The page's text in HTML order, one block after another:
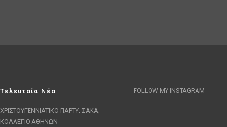
Τελευταία Νέα
ΧΡΙΣΤΟΥΓΕΝΝΙΑΤΙΚΟ ΠΑΡΤΥ, ΣΑΚΑ,
ΚΟΛΛΕΓΙΟ ΑΘΗΝΩΝ
FOLLOW MY INSTAGRAM